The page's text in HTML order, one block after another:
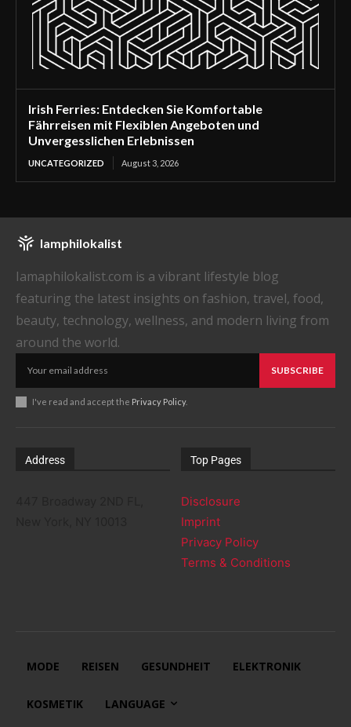
Irish Ferries: Entdecken Sie Komfortable
Fährreisen mit Flexiblen Angeboten und
Unvergesslichen Erlebnissen
UNCATEGORIZED August 3, 2026
Iamphilokalist
Iamaphilokalist.com is a vibrant lifestyle blog
featuring the latest insights on fashion, travel, food,
beauty, technology, wellness, and modern living from
around the world.
SUBSCRIBE
I've read and accept the Privacy Policy.
Address Top Pages
Disclosure
Imprint
Privacy Policy
Terms & Conditions
MODE REISEN GESUNDHEIT ELEKTRONIK
KOSMETIK LANGUAGE